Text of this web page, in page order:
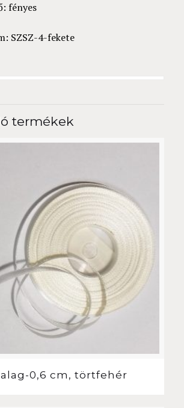
fényes
SZSZ-4-fekete
termékek
0,6 cm, törtfehér